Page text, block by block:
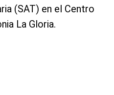
(SAT) en el Centro
La Gloria.